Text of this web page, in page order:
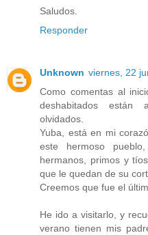
Saludos.
Responder
Unknown viernes, 22
Como comentas al
deshabitados están
olvidados.
Yuba, está en mi
este hermoso
hermanos, primos y
que le quedan de su
Creemos que fue el
He ido a visitarlo, y
verano tienen mis